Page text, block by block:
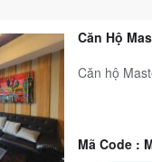
Căn Hộ
Căn hộ
Mã Code :